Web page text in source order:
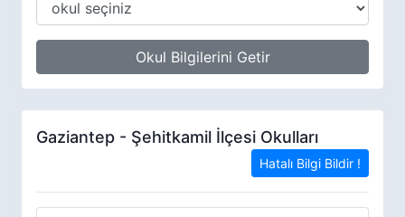
Okul Bilgilerini Getir
Gaziantep - Şehitkamil İlçesi Okulları
Hatalı Bilgi Bildir !